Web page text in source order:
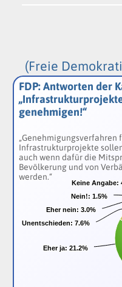
(Freie
Eher ja: 21.2%
Eher ja: 21.2%
Unentschieden: 7.6%
Unentschieden: 7.6%
Eher nein: 3.0%
Eher nein: 3.0%
Nein!: 1.5%
Nein!: 1.5%
Keine Angabe:
Keine Angabe:
FDP: Antworten der
genehmigen!“
„Genehmigungsverfahren
Infrastrukturprojekte
auch wenn dafür die
Bevölkerung und von
werden.“